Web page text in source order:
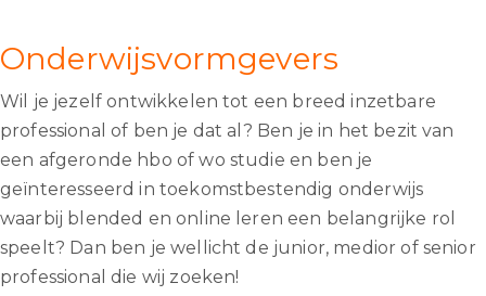
Onderwijsvormgevers
Wil je jezelf ontwikkelen tot een breed inzetbare
professional of ben je dat al? Ben je in het bezit van
een afgeronde hbo of wo studie en ben je
geïnteresseerd in toekomstbestendig onderwijs
waarbij blended en online leren een belangrijke rol
speelt? Dan ben je wellicht de junior, medior of senior
professional die wij zoeken!